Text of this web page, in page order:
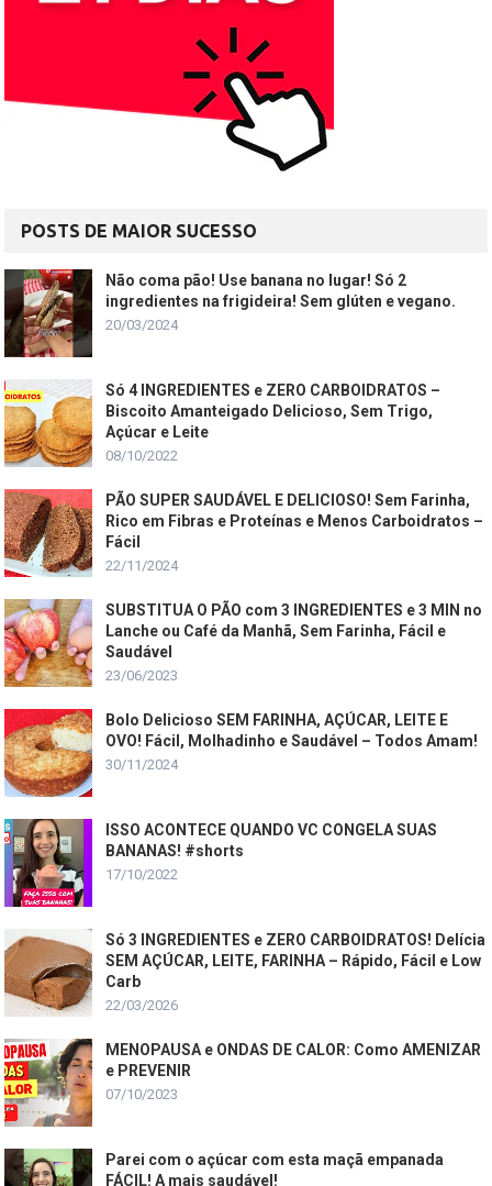
POSTS DE MAIOR SUCESSO
Não coma pão! Use banana no lugar! Só 2
ingredientes na frigideira! Sem glúten e vegano.
20/03/2024
Só 4 INGREDIENTES e ZERO CARBOIDRATOS –
Biscoito Amanteigado Delicioso, Sem Trigo,
Açúcar e Leite
08/10/2022
PÃO SUPER SAUDÁVEL E DELICIOSO! Sem Farinha,
Rico em Fibras e Proteínas e Menos Carboidratos –
Fácil
22/11/2024
SUBSTITUA O PÃO com 3 INGREDIENTES e 3 MIN no
Lanche ou Café da Manhã, Sem Farinha, Fácil e
Saudável
23/06/2023
Bolo Delicioso SEM FARINHA, AÇÚCAR, LEITE E
OVO! Fácil, Molhadinho e Saudável – Todos Amam!
30/11/2024
ISSO ACONTECE QUANDO VC CONGELA SUAS
BANANAS! #shorts
17/10/2022
Só 3 INGREDIENTES e ZERO CARBOIDRATOS! Delícia
SEM AÇÚCAR, LEITE, FARINHA – Rápido, Fácil e Low
Carb
22/03/2026
MENOPAUSA e ONDAS DE CALOR: Como AMENIZAR
e PREVENIR
07/10/2023
Parei com o açúcar com esta maçã empanada
FÁCIL! A mais saudável!